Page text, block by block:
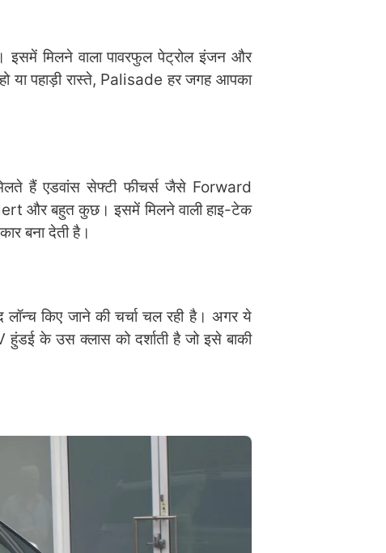
मिलने वाला पावरफुल पेट्रोल इंजन और
या पहाड़ी रास्ते, Palisade हर जगह आपका
हैं एडवांस सेफ्टी फीचर्स जैसे Forward
बहुत कुछ। इसमें मिलने वाली हाइ-टेक
बना देती है।
किए जाने की चर्चा चल रही है। अगर ये
के उस क्लास को दर्शाती है जो इसे बाकी